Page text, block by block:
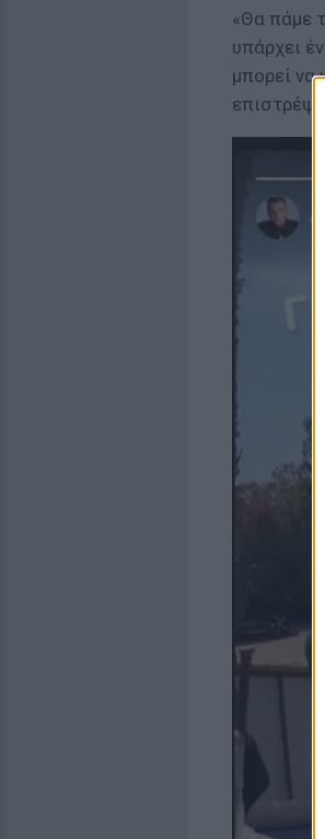
«Θα πάμε
υπάρχει
μπορεί να